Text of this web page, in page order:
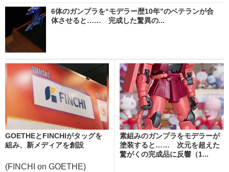
6体のガンプラを“モデラー歴10年”のベテランが合
体させると…… 完成した驚異の...
GOETHEとFINCHIがタッグを
組み、新メディアを創設
(FINCHI on GOETHE)
素組みのガンプラをモデラーが
塗装すると…… 次元を超えた
驚がくの完成品に反響（1...